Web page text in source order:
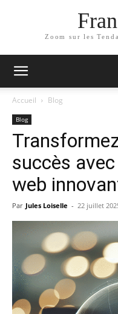
Zoom sur les
Accueil Blog
Blog
succès
web
Par Jules Loiselle - 22 juillet